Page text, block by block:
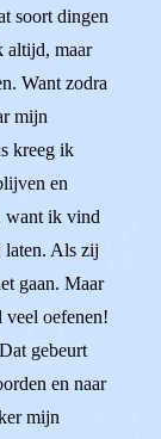
soort dingen
altijd, maar
Want zodra
mijn
kreeg ik
en
want ik vind
laten. Als zij
gaan. Maar
veel oefenen!
gebeurt
en naar
mijn